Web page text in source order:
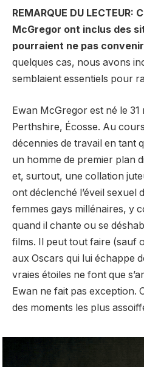
REMARQUE DU
McGregor ont inclus des
pourraient ne pas
quelques cas, nous avons
semblaient essentiels pour
Ewan McGregor est né le 31
Perthshire, Écosse. Au
décennies de travail en tant
un homme de premier plan
et, surtout, une collation
ont déclenché l’éveil sexuel
femmes gays millénaires, y
quand il chante ou se
films. Il peut tout faire (sauf
aux Oscars qui lui échappe
vraies étoiles ne font que
Ewan ne fait pas exception.
des moments les plus